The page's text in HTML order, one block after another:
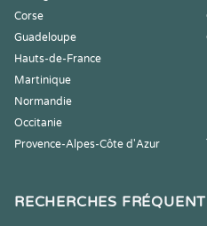
Corse
Guadeloupe
Hauts-de-France
Martinique
Normandie
Occitanie
Provence-Alpes-Côte d'Azur
RECHERCHES